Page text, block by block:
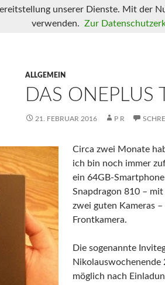
ALLGEMEIN
DAS ONEPLUS
21. FEBRUAR 2016 P R
Circa zwei Monate
ich bin noch immer
ein 64GB-
Snapdragon 810 –
zwei guten Kameras
Frontkamera.
Die sogenannte
Nikolauswochenende
möglich nach
unserer Dienste. Mit der
verwenden. Zur